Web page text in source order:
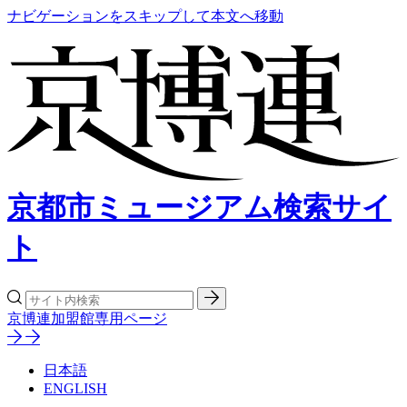
ナビゲーションをスキップして本文へ移動
京都市ミュージアム検索サイ
ト
京博連加盟館専用ページ
日本語
ENGLISH